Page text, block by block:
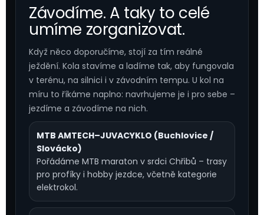
Závodíme. A taky to celé
umíme zorganizovat.
Když něco doporučíme, stojí za tím reálné
ježdění. Kola stavíme a ladíme tak, aby fungovala
v terénu, na silnici i v závodním tempu. U kol na
míru to říkáme naplno: navrhujeme je i pro sebe –
jezdíme a závodíme na nich.
MTB AMTECH–JUVACYKLO (Buchlovice /
Slovácko)
Pořádáme MTB maraton v srdci Chřibů – trasy
pro profíky i hobby jezdce, včetně kategorie
elektrokol.